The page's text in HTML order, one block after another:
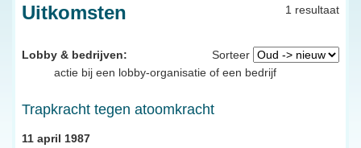
1 resultaat
Uitkomsten
Sorteer
Lobby & bedrijven:
actie bij een lobby-organisatie of een bedrijf
Trapkracht tegen atoomkracht
11 april 1987